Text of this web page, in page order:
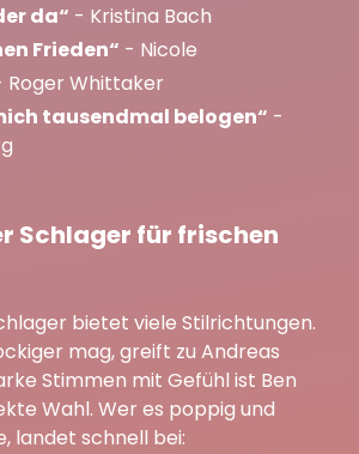
da“ - Kristina Bach
Frieden“ - Nicole
Roger Whittaker
tausendmal belogen“ -
Schlager für frischen
bietet viele Stilrichtungen.
mag, greift zu Andreas
Stimmen mit Gefühl ist Ben
Wahl. Wer es poppig und
landet schnell bei: